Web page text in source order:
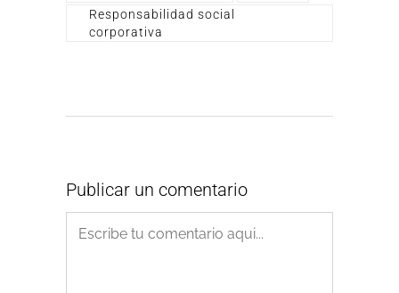
Responsabilidad social
corporativa
Publicar un comentario